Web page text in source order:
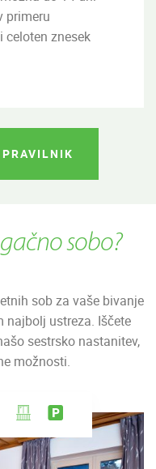
primeru
celoten znesek
sobo?
sob za vaše bivanje
najbolj ustreza. Iščete
sestrsko nastanitev,
možnosti.